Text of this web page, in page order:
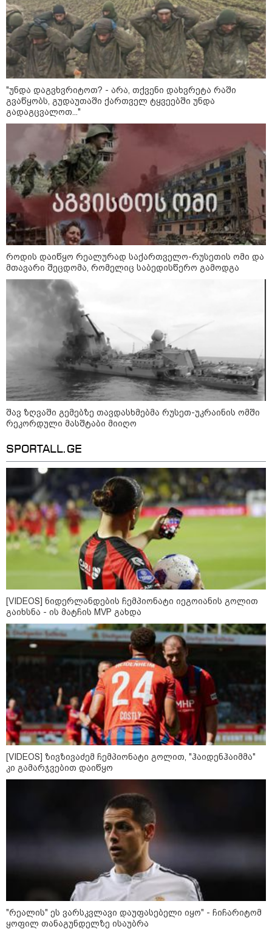
17:13 / 08-08-2026
"დასავლეთმა საქართველო
ჩვენ წინააღმდეგ
გეოპოლიტიკური ბრძოლის
უგუნურ იარაღად გამოიყენა" -
დიმიტრი მედვედევი
22:45 / 07-08-2026
14 წლის მოზარდმა საკუთარი
პაპა და ბებია მოკლა, შემდეგ კი
სკოლაში ცეცხლი გახსნა - რა
დეტალები ხდება ცნობილი
ბანგკოკში მომხდარი
ტრაგედიიდან
ქვეყნებშია ბენზინი ყველაზე
ძვირი და ყველაზე იაფი
კატეგორიის ყველა სიახლე
დიმიტრი მედვედევი -
დასავლეთმა საქართველო ჩვენ
წინააღმდეგ გეოპოლიტიკური
ბრძოლის უგუნურ იარაღად
გამოიყენა იმ მომენტში, როდესაც
ეს მისთვის ხელსაყრელი იყო
დავით ღვინჯილია გიორგი
ბარამიძეზე - მისმა განცხადებამ
ქვეყანა დააზიანა და
მებრძოლებსა და ვეტერანებს
შეურაცხყოფა მიაყენა
ნიკა გვარამია ირაკლი კობახიძის
განცხადებაზე - აი, ეს არის
სამშობლოს ღალატი -
ნამდვილად, უტყუარად და არა
მხოლოდ პოლიტიკურ, ემოციურ
განზომილებებში, არამედ
სამართლებრივადაც
ალექსანდრ ვუჩიჩი - სერბეთი
უკრაინის ტერიტორიულ
მთლიანობას მხარს უჭერს
"უნდა დაგვხვრიტოთ? - არა, თქვენი დახვრეტა რაში
გვაწყობს, გუდაუთაში ქართველ ტყვეებში უნდა
გადაგცვალოთ..."
როდის დაიწყო რეალურად საქართველო-რუსეთის ომი და
მთავარი შეცდომა, რომელიც საბედისწერო გამოდგა
შავ ზღვაში გემებზე თავდასხმებმა რუსეთ-უკრაინის ომში
რეკორდული მასშტაბი მიიღო
SPORTALL.GE
[VIDEOS] ნიდერლანდების ჩემპიონატი იეგოიანის გოლით
გაიხსნა - ის მატჩის MVP გახდა
[VIDEOS] ზივზივაძემ ჩემპიონატი გოლით, "ჰაიდენჰაიმმა"
კი გამარჯვებით დაიწყო
"რეალის" ეს ვარსკვლავი დაუფასებელი იყო" - ჩიჩარიტომ
ყოფილ თანაგუნდელზე ისაუბრა